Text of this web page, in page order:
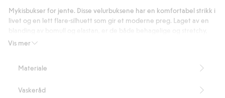
Vis mer
Mykisbukser for jente. Disse velurbuksene har en komfortabel strikk i
livet og en lett flare-silhuett som gir et moderne preg. Laget av en
noe som gjør dem perfekte for både aktive dager og avslapning.
Utsvingte ben
Blended Recycled Polyester
Materiale
Vaskeråd